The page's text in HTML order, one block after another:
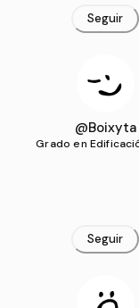
Seguir
@Boixyta
Grado en
Seguir